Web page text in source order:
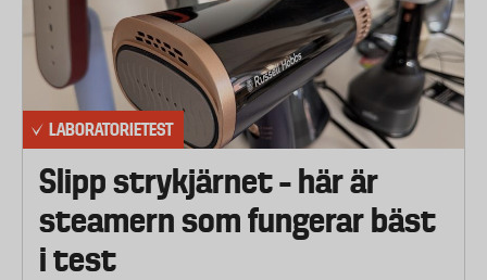
LABORATORIETEST
Slipp strykjärnet – här är
steamern som fungerar bäst
i test